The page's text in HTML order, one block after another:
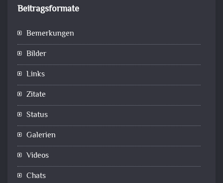
Beitragsformate
Bemerkungen
Bilder
Links
Zitate
Status
Galerien
Videos
Chats